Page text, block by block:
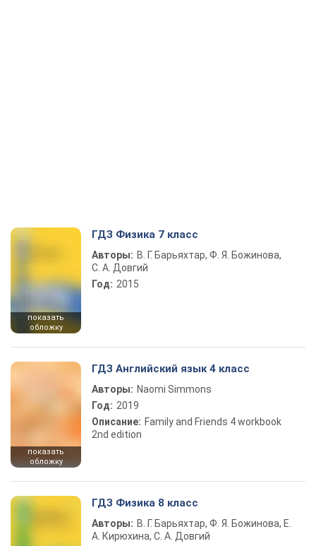
показать
обложку
ГДЗ Физика 7 класс
Авторы: В. Г. Барьяхтар, Ф. Я. Божинова,
С. А. Довгий
Год: 2015
показать
обложку
ГДЗ Английский язык 4 класс
Авторы: Naomi Simmons
Год: 2019
Описание: Family and Friends 4 workbook
2nd edition
ГДЗ Физика 8 класс
Авторы: В. Г. Барьяхтар, Ф. Я. Божинова, Е.
А. Кирюхина, С. А. Довгий